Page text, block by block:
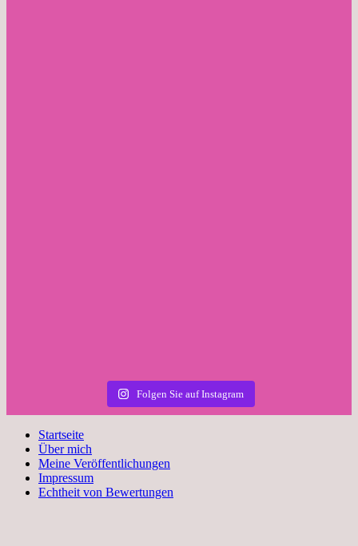
Folgen Sie auf Instagram
Startseite
Über mich
Meine Veröffentlichungen
Impressum
Echtheit von Bewertungen